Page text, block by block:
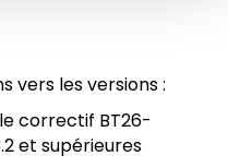
vers les versions :
correctif BT26-
et supérieures